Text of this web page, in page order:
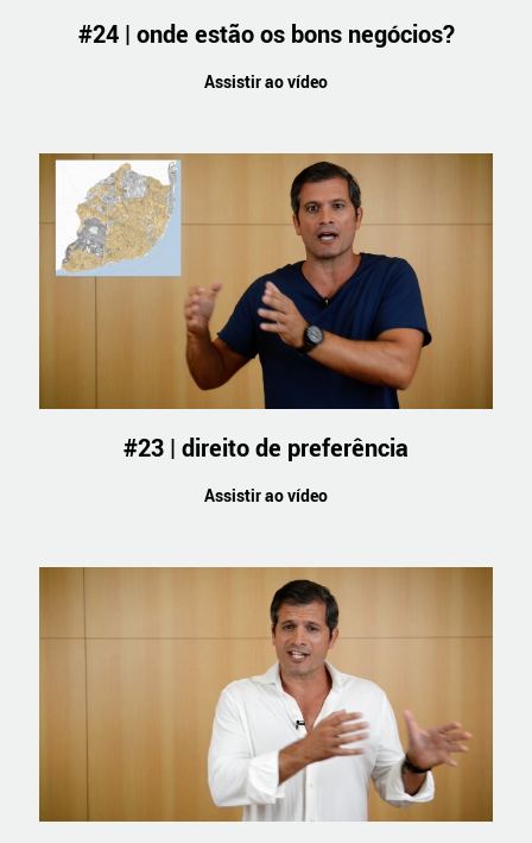
#24 | onde estão os bons negócios?
Assistir ao vídeo
#23 | direito de preferência
Assistir ao vídeo